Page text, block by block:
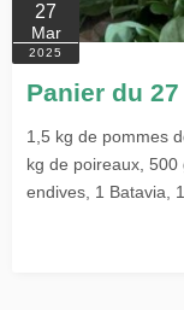
27
Mar
2025
Panier du
1,5 kg de pommes
kg de poireaux,
endives, 1 Batavia,